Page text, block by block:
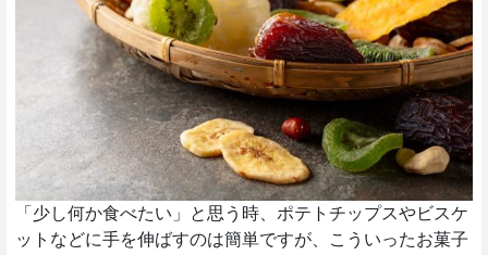
「少し何か食べたい」と思う時、ポテトチップスやビスケ
ットなどに手を伸ばすのは簡単ですが、こういったお菓子